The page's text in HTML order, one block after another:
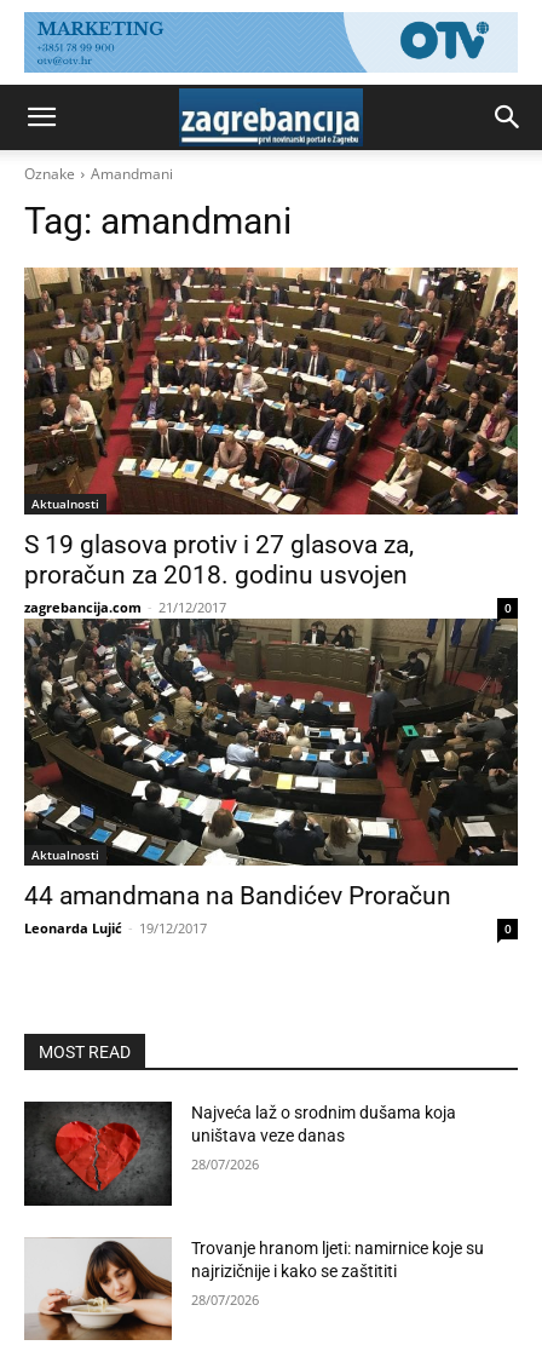
Oznake Amandmani
Tag: amandmani
Aktualnosti
S 19 glasova protiv i 27 glasova za,
proračun za 2018. godinu usvojen
zagrebancija.com - 21/12/2017 0
Aktualnosti
44 amandmana na Bandićev Proračun
Leonarda Lujić - 19/12/2017 0
MOST READ
Najveća laž o srodnim dušama koja
uništava veze danas
28/07/2026
Trovanje hranom ljeti: namirnice koje su
najrizičnije i kako se zaštititi
28/07/2026